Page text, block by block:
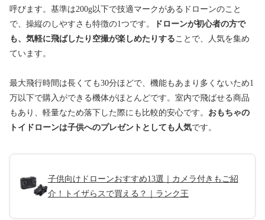
呼びます。基準は200g以下で技適マークがあるドローンのこと
で、操縦のしやすさも特徴の1つです。
ドローンが初心者の方で
も、気軽に飛ばしたり空撮が楽しめたりすることで、人気を集め
ています。
最大飛行時間は長くても30分ほどで、機能もあまり多くないため1
万以下で購入ができる機体がほとんどです。室内で飛ばせる商品
もあり、軽量なため落下した際にも比較的安心です。 おもちゃの
トイドローンは子供へのプレゼントとしても人気です。
子供向けドローンおすすめ13選｜カメラ付きもご紹
介！トイザらスで買える？｜ランク王